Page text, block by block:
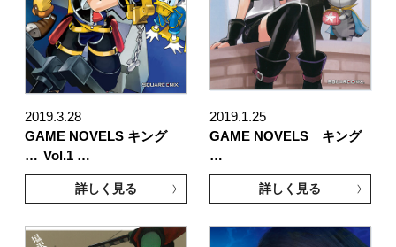
2019.3.28
GAME NOVELS キング
… Vol.1 …
詳しく見る
2019.1.25
GAME NOVELS キング
…
詳しく見る